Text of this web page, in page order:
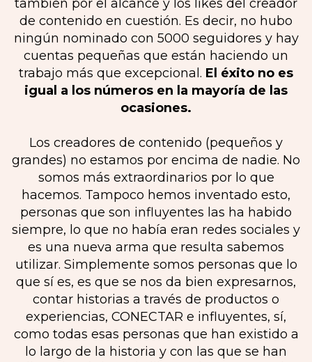
también por el alcance y los likes del creador
de contenido en cuestión. Es decir, no hubo
ningún nominado con 5000 seguidores y hay
cuentas pequeñas que están haciendo un
trabajo más que excepcional. El éxito no es
igual a los números en la mayoría de las
ocasiones.
Los creadores de contenido (pequeños y
grandes) no estamos por encima de nadie. No
somos más extraordinarios por lo que
hacemos. Tampoco hemos inventado esto,
personas que son influyentes las ha habido
siempre, lo que no había eran redes sociales y
es una nueva arma que resulta sabemos
utilizar. Simplemente somos personas que lo
que sí es, es que se nos da bien expresarnos,
contar historias a través de productos o
experiencias, CONECTAR e influyentes, sí,
como todas esas personas que han existido a
lo largo de la historia y con las que se han